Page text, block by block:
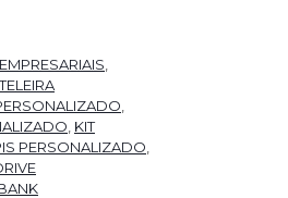
KIT
PERSONALIZADO